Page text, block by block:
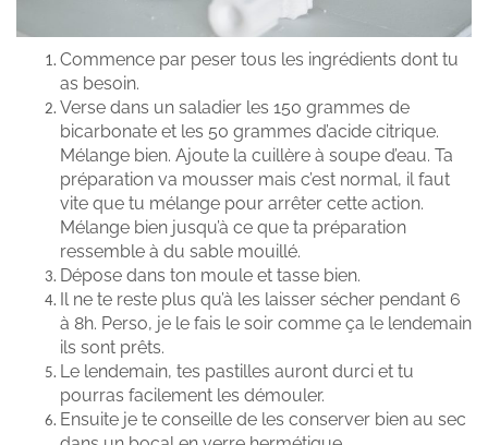
Commence par peser tous les ingrédients dont tu
as besoin.
Verse dans un saladier les 150 grammes de
bicarbonate et les 50 grammes d’acide citrique.
Mélange bien. Ajoute la cuillère à soupe d’eau. Ta
préparation va mousser mais c’est normal, il faut
vite que tu mélange pour arrêter cette action.
Mélange bien jusqu’à ce que ta préparation
ressemble à du sable mouillé.
Dépose dans ton moule et tasse bien.
Il ne te reste plus qu’à les laisser sécher pendant 6
à 8h. Perso, je le fais le soir comme ça le lendemain
ils sont prêts.
Le lendemain, tes pastilles auront durci et tu
pourras facilement les démouler.
Ensuite je te conseille de les conserver bien au sec